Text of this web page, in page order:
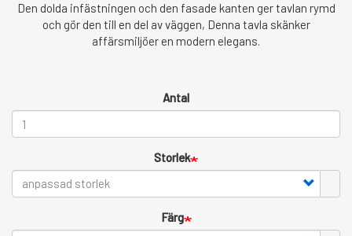
Den dolda infästningen och den fasade kanten ger tavlan rymd
och gör den till en del av väggen, Denna tavla skänker
affärsmiljöer en modern elegans.
Antal
Storlek
Färg